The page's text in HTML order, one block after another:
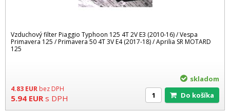
Vzduchový filter Piaggio Typhoon 125 4T 2V E3 (2010-16) / Vespa
Primavera 125 / Primavera 50 4T 3V E4 (2017-18) / Aprilia SR MOTARD
125
4.83 EUR bez DPH
5.94 EUR s DPH
skladom
Do košíka